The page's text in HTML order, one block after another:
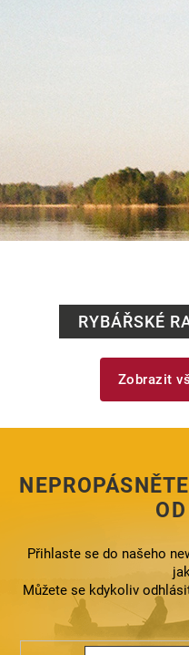
RYBÁŘSKÉ
Zobrazit
Přihlaste se do našeho
Můžete se kdykoliv